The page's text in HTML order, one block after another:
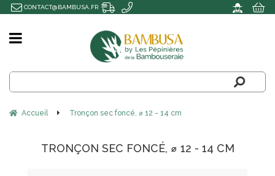
Accueil Tronçon sec foncé, ⌀ 12 - 14 cm
TRONÇON SEC FONCÉ, ⌀ 12 - 14 CM
CONTACT@BAMBUSA.FR